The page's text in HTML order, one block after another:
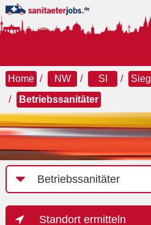
Home NW SI
Betriebssanitäter
Job-
Kategorie
Standort ermitteln